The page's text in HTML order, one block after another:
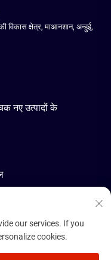
विकास क्षेत्र, माआनशान, अन्हुई,
नए उत्पादों के
बीजिंग सर्वाधिकार सुरक्षित। -
our services. If you
cookies.